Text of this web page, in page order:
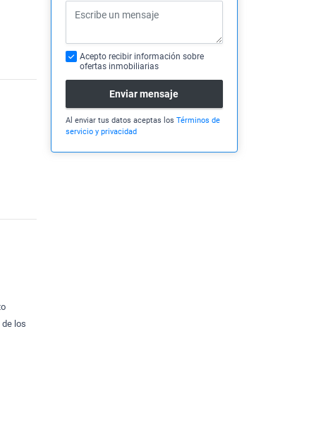
los
Acepto recibir información sobre
ofertas inmobiliarias
Enviar mensaje
Al enviar tus datos aceptas los Términos de
servicio y privacidad